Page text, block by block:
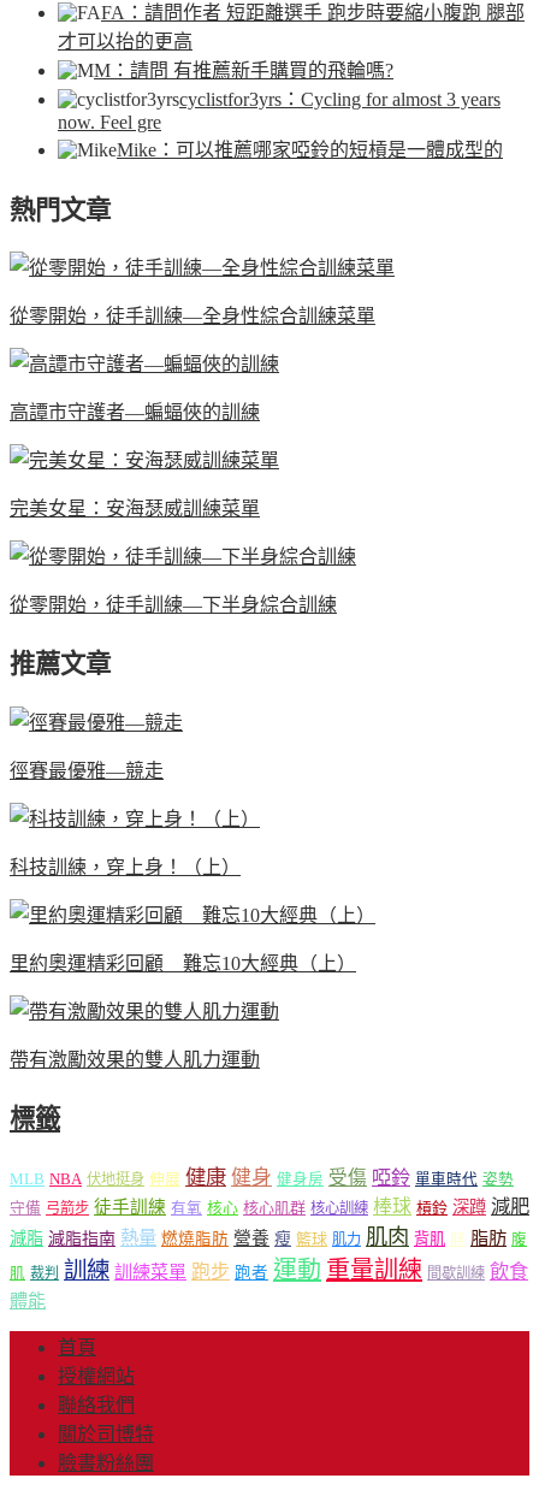
FA ：請問作者 短距離選手 跑步時要縮小腹跑 腿部
才可以抬的更高
M ：請問 有推薦新手購買的飛輪嗎?
cyclistfor3yrs ：Cycling for almost 3 years
now. Feel gre
Mike ：可以推薦哪家啞鈴的短槓是一體成型的
熱門文章
從零開始，徒手訓練—全身性綜合訓練菜單
高譚市守護者—蝙蝠俠的訓練
完美女星：安海瑟威訓練菜單
從零開始，徒手訓練—下半身綜合訓練
推薦文章
徑賽最優雅—競走
科技訓練，穿上身！（上）
里約奧運精彩回顧 難忘10大經典（上）
帶有激勵效果的雙人肌力運動
標籤
MLB NBA 伏地挺身 伸展 健康 健身 健身房 受傷 啞鈴 單車時代 姿勢
守備 弓箭步 徒手訓練 有氧 核心 核心肌群 核心訓練 棒球 槓鈴 深蹲 減肥
減脂 減脂指南 熱量 燃燒脂肪 營養 瘦 籃球 肌力 肌肉 背肌 胖 脂肪 腹
肌 裁判 訓練 訓練菜單 跑步 跑者 運動 重量訓練 間歇訓練 飲食
體能
首頁
授權網站
聯絡我們
關於司博特
臉書粉絲團